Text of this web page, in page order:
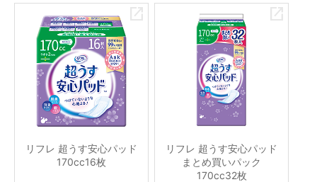
リフレ 超うす安心パッド
170cc16枚
リフレ 超うす安心パッド
まとめ買いパック
170cc32枚